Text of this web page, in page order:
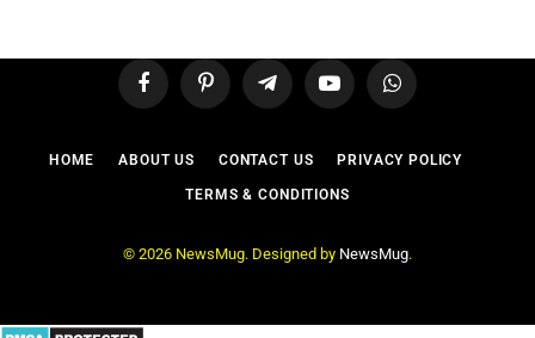
FacebookPinterestTelegramYouTubeWhatsApp
HOME ABOUT US CONTACT US PRIVACY POLICY
TERMS & CONDITIONS
© 2026 NewsMug. Designed by NewsMug